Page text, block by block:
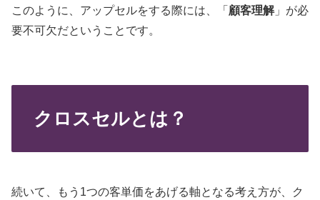
このように、アップセルをする際には、「 顧客理解」が必
要不可欠だということです。
クロスセルとは？
続いて、もう1つの客単価をあげる軸となる考え方が、ク